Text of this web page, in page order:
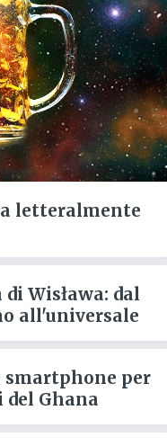
letteralmente
di Wisława: dal
all'universale
smartphone per
Ghana